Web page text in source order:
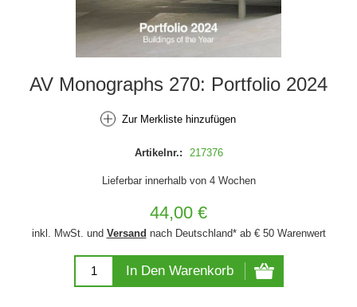
AV Monographs 270: Portfolio 2024
Zur Merkliste hinzufügen
Artikelnr.: 217376
Lieferbar innerhalb von 4 Wochen
44,00 €
inkl. MwSt. und Versand nach Deutschland* ab € 50 Warenwert
In Den Warenkorb